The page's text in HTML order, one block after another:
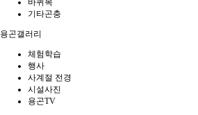
바퀴목
기타곤충
용곤갤러리
체험학습
행사
사계절 전경
시설사진
용곤TV